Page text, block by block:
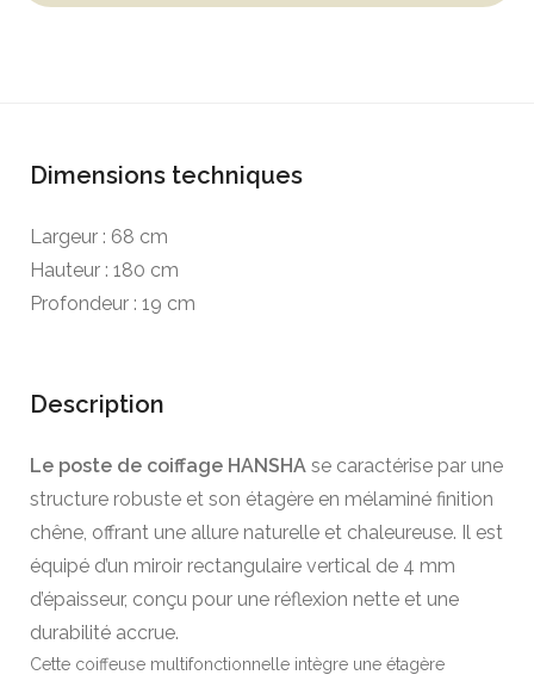
Dimensions techniques
Largeur : 68 cm
Hauteur : 180 cm
Profondeur : 19 cm
Description
Le poste de coiffage HANSHA se caractérise par une
structure robuste et son étagère en mélaminé finition
chêne, offrant une allure naturelle et chaleureuse. Il est
équipé d’un miroir rectangulaire vertical de 4 mm
d’épaisseur, conçu pour une réflexion nette et une
durabilité accrue.
Cette coiffeuse multifonctionnelle intègre une étagère